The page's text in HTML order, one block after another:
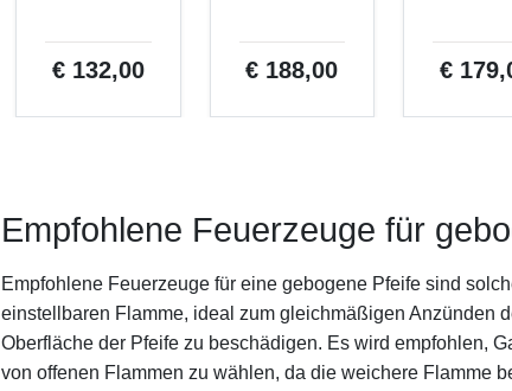
€ 132,00 € 188,00 €
Empfohlene Feuerzeuge für
Empfohlene Feuerzeuge für eine gebogene Pfeife sind
einstellbaren Flamme, ideal zum gleichmäßigen Anzünden
Oberfläche der Pfeife zu beschädigen. Es wird empfohlen,
von offenen Flammen zu wählen, da die weichere Flamme